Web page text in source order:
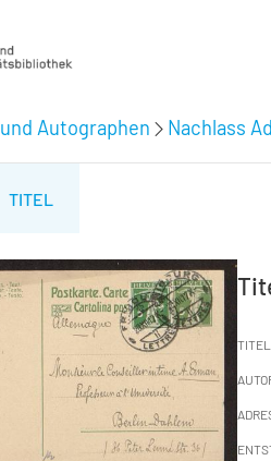
Autographen Nachlass
TITEL
TITEL